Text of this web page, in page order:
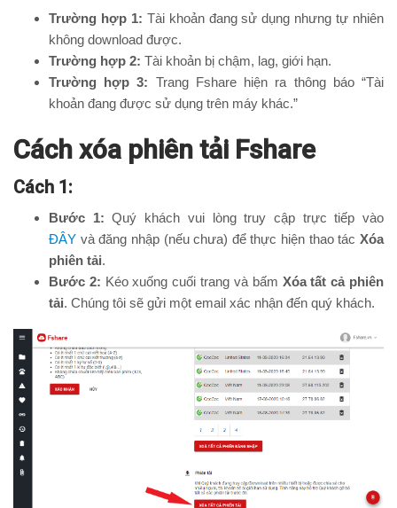
Trường hợp 1: Tài khoản đang sử dụng nhưng tự nhiên
không download được.
Trường hợp 2: Tài khoản bị chậm, lag, giới hạn.
Trường hợp 3: Trang Fshare hiện ra thông báo “Tài
khoản đang được sử dụng trên máy khác.”
Cách xóa phiên tải Fshare
Cách 1:
Bước 1: Quý khách vui lòng truy cập trực tiếp vào
ĐÂY và đăng nhập (nếu chưa) để thực hiện thao tác Xóa
phiên tải.
Bước 2: Kéo xuống cuối trang và bấm Xóa tất cả phiên
tải. Chúng tôi sẽ gửi một email xác nhận đến quý khách.